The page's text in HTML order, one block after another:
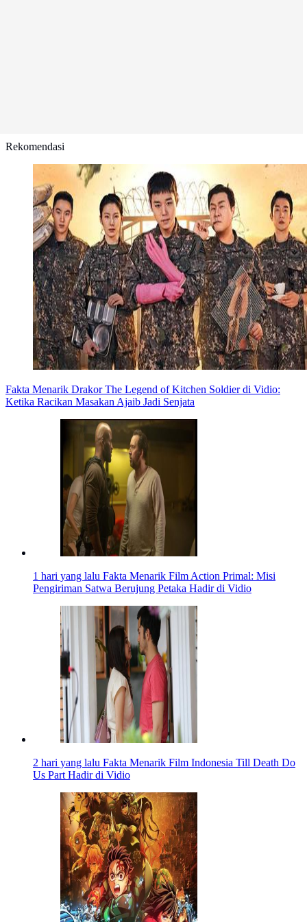
Rekomendasi
Fakta Menarik Drakor The Legend of Kitchen Soldier di Vidio:
Ketika Racikan Masakan Ajaib Jadi Senjata
1 hari yang lalu Fakta Menarik Film Action Primal: Misi
Pengiriman Satwa Berujung Petaka Hadir di Vidio
2 hari yang lalu Fakta Menarik Film Indonesia Till Death Do
Us Part Hadir di Vidio